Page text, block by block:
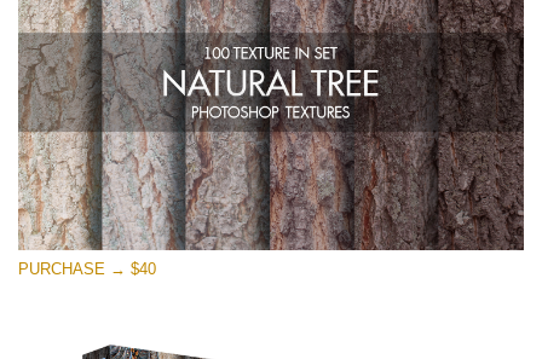
(100 Textures)
Large 6000*4000px
Entire Collection
(1783 Overlays)
Large 6000*4000px
Ücretsiz indirin
PURCHASE → $40